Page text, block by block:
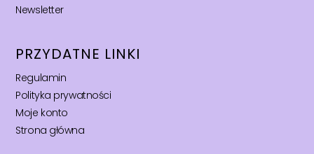
Newsletter
PRZYDATNE LINKI
Regulamin
Polityka prywatności
Moje konto
Strona główna